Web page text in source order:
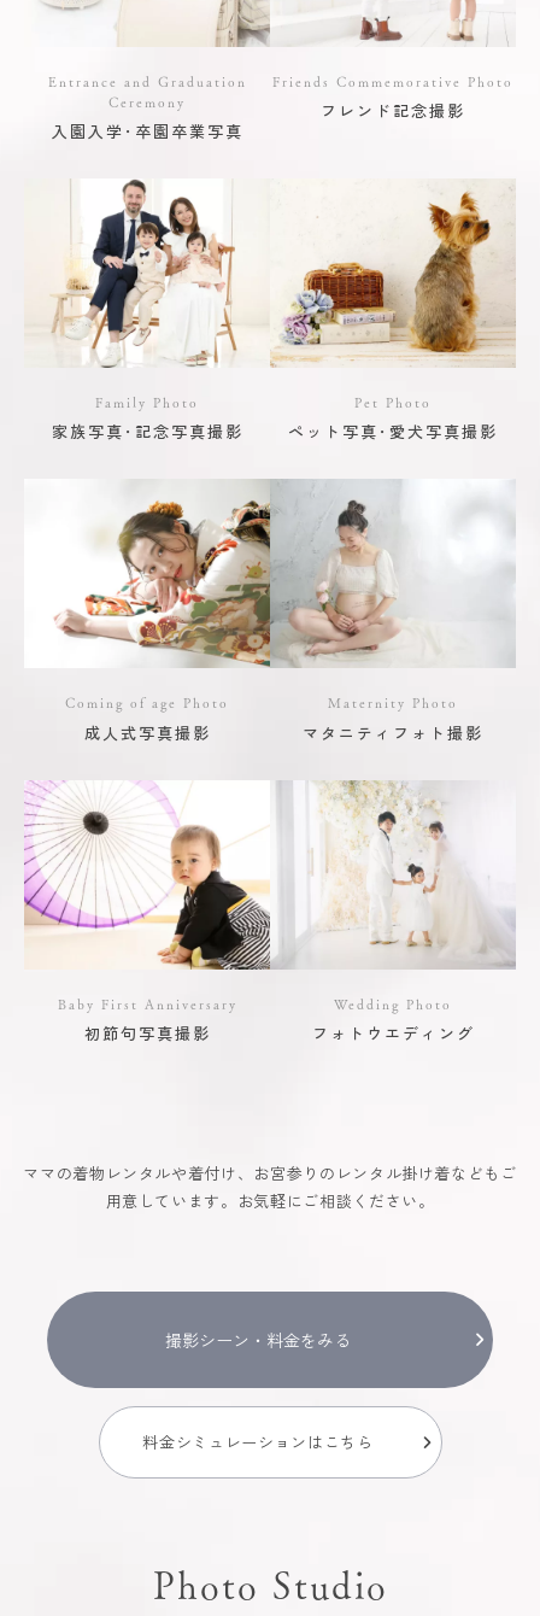
Entrance and Graduation
Ceremony
入園入学･卒園卒業写真
Friends Commemorative Photo
フレンド記念撮影
Family Photo
家族写真･記念写真撮影
Pet Photo
ペット写真･愛犬写真撮影
Coming of age Photo
成人式写真撮影
Maternity Photo
マタニティフォト撮影
Baby First Anniversary
初節句写真撮影
Wedding Photo
フォトウエディング
ママの着物レンタルや着付け、お宮参りのレンタル掛け着などもご
用意しています。お気軽にご相談ください。
撮影シーン・料金をみる
料金シミュレーションはこちら
Photo Studio